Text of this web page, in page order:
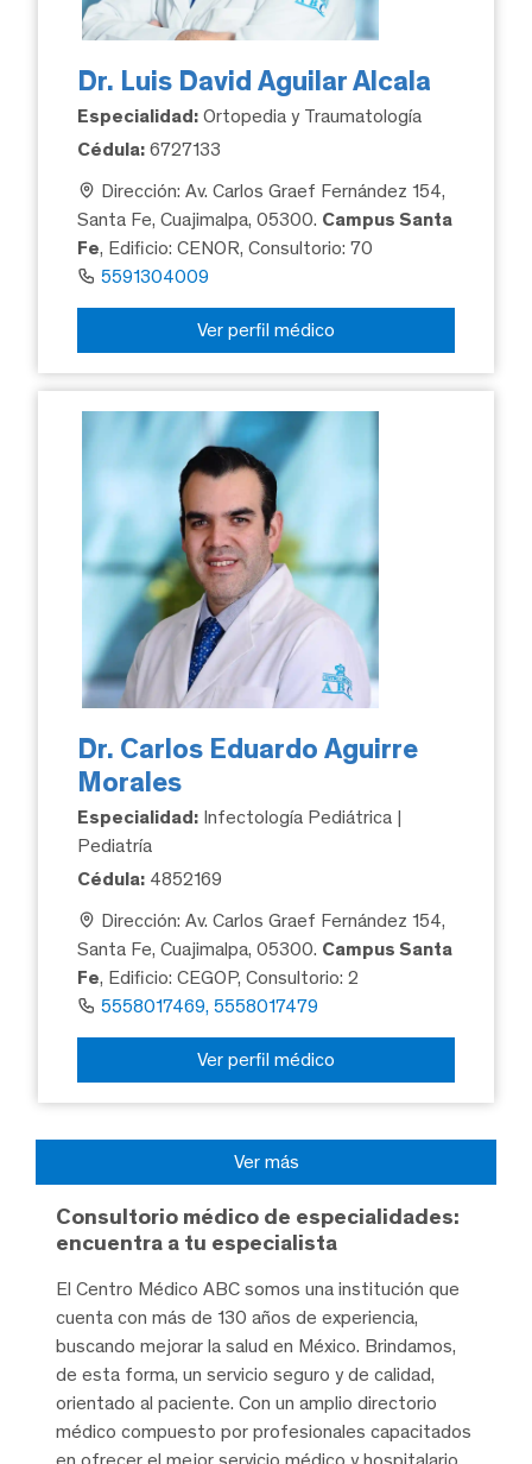
Dr. Luis David Aguilar Alcala
Especialidad: Ortopedia y Traumatología
Cédula: 6727133
Dirección: Av. Carlos Graef Fernández 154,
Santa Fe, Cuajimalpa, 05300. Campus Santa
Fe, Edificio: CENOR, Consultorio: 70
5591304009
Ver perfil médico
Dr. Carlos Eduardo Aguirre
Morales
Especialidad: Infectología Pediátrica |
Pediatría
Cédula: 4852169
Dirección: Av. Carlos Graef Fernández 154,
Santa Fe, Cuajimalpa, 05300. Campus Santa
Fe, Edificio: CEGOP, Consultorio: 2
5558017469, 5558017479
Ver perfil médico
Ver más
Consultorio médico de especialidades:
encuentra a tu especialista
El Centro Médico ABC somos una institución que
cuenta con más de 130 años de experiencia,
buscando mejorar la salud en México. Brindamos,
de esta forma, un servicio seguro y de calidad,
orientado al paciente. Con un amplio directorio
médico compuesto por profesionales capacitados